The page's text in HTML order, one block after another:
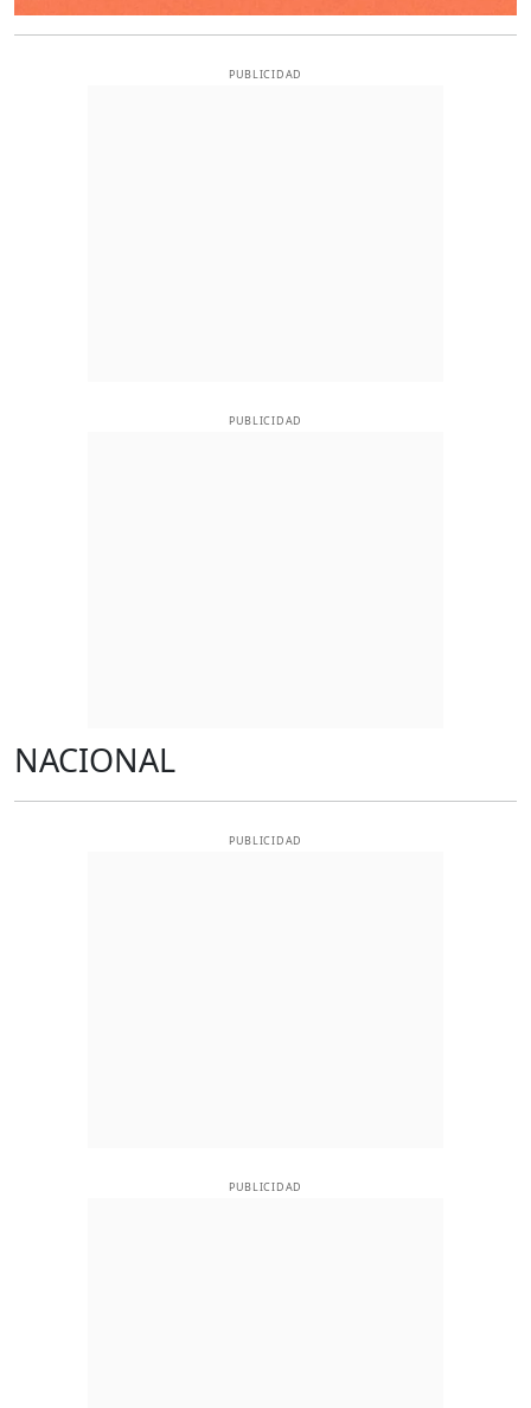
PUBLICIDAD
PUBLICIDAD
NACIONAL
PUBLICIDAD
PUBLICIDAD